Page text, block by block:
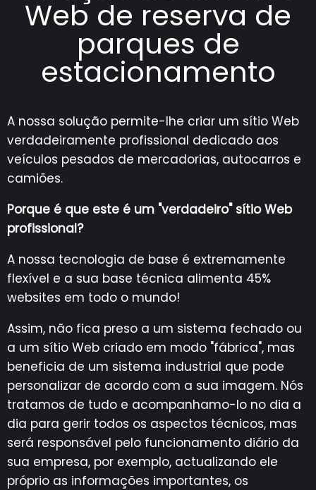
Web de reserva de
parques de
estacionamento
A nossa solução permite-lhe criar um sítio Web
verdadeiramente profissional dedicado aos
veículos pesados de mercadorias, autocarros e
camiões.
Porque é que este é um "verdadeiro" sítio Web
profissional?
A nossa tecnologia de base é extremamente
flexível e a sua base técnica alimenta 45%
websites em todo o mundo!
Assim, não fica preso a um sistema fechado ou
a um sítio Web criado em modo "fábrica", mas
beneficia de um sistema industrial que pode
personalizar de acordo com a sua imagem. Nós
tratamos de tudo e acompanhamo-lo no dia a
dia para gerir todos os aspectos técnicos, mas
será responsável pelo funcionamento diário da
sua empresa, por exemplo, actualizando ele
próprio as informações importantes, os